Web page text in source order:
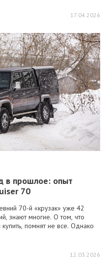
17.04.2026
в прошлое: опыт
70
70-й «крузак» уже 42
знают многие. О том, что
помнят не все. Однако
12.03.2026